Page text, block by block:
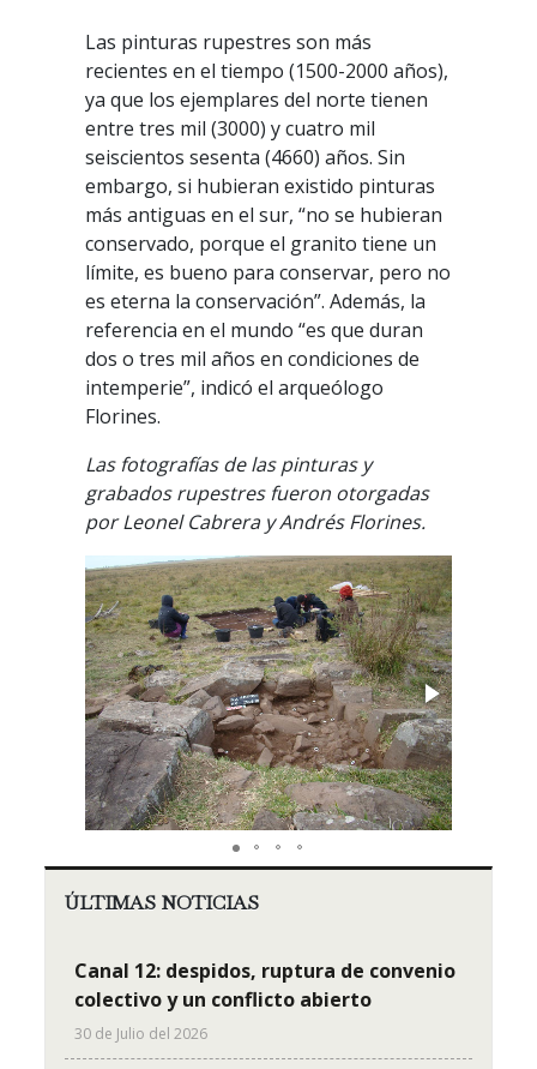
Las pinturas rupestres son más
recientes en el tiempo (1500-2000 años),
ya que los ejemplares del norte tienen
entre tres mil (3000) y cuatro mil
seiscientos sesenta (4660) años. Sin
embargo, si hubieran existido pinturas
más antiguas en el sur, “no se hubieran
conservado, porque el granito tiene un
límite, es bueno para conservar, pero no
es eterna la conservación”. Además, la
referencia en el mundo “es que duran
dos o tres mil años en condiciones de
intemperie”, indicó el arqueólogo
Florines.
Las fotografías de las pinturas y
grabados rupestres fueron otorgadas
por Leonel Cabrera y Andrés Florines.
ÚLTIMAS NOTICIAS
Canal 12: despidos, ruptura de convenio
colectivo y un conflicto abierto
30 de Julio del 2026